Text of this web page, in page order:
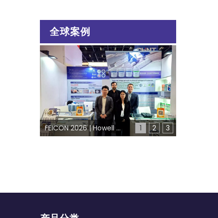
全球案例
1 2 3
FEICON 2026 | Howell 加强其在拉丁美洲的业务